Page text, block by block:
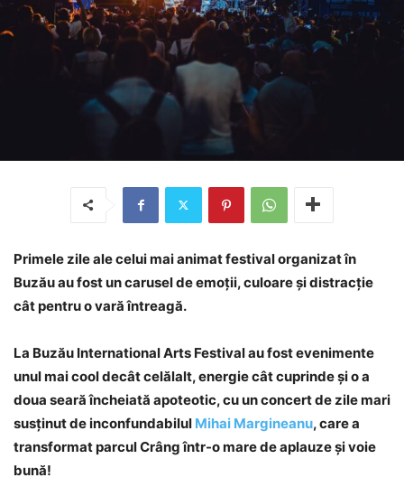
Primele zile ale celui mai animat festival organizat în
Buzău au fost un carusel de emoții, culoare și distracție
cât pentru o vară întreagă.
La Buzău International Arts Festival au fost evenimente
unul mai cool decât celălalt, energie cât cuprinde și o a
doua seară încheiată apoteotic, cu un concert de zile mari
susținut de inconfundabilul Mihai Margineanu, care a
transformat parcul Crâng într-o mare de aplauze și voie
bună!